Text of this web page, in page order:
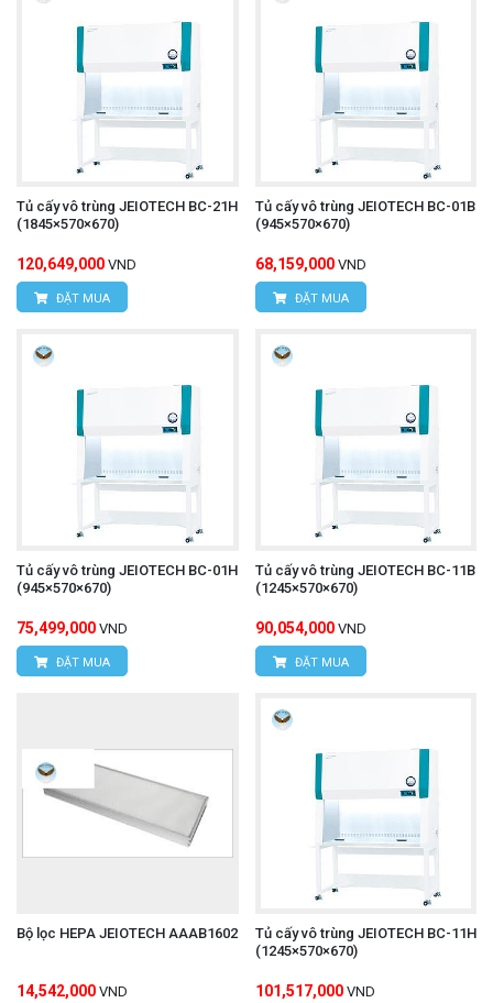
Tủ cấy vô trùng JEIOTECH BC-21H
(1845×570×670)
120,649,000 VND
ĐẶT MUA
Tủ cấy vô trùng JEIOTECH BC-01B
(945×570×670)
68,159,000 VND
ĐẶT MUA
Tủ cấy vô trùng JEIOTECH BC-01H
(945×570×670)
75,499,000 VND
ĐẶT MUA
Tủ cấy vô trùng JEIOTECH BC-11B
(1245×570×670)
90,054,000 VND
ĐẶT MUA
Bộ lọc HEPA JEIOTECH AAAB1602
14,542,000 VND
Tủ cấy vô trùng JEIOTECH BC-11H
(1245×570×670)
101,517,000 VND